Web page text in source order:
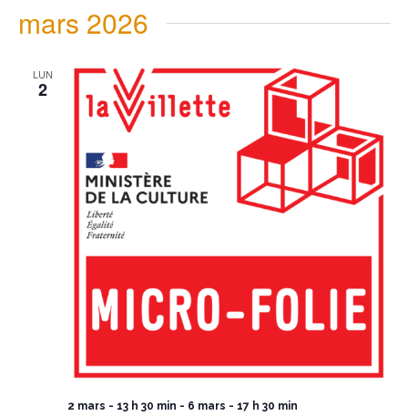
mars 2026
LUN
2
2 mars - 13 h 30 min - 6 mars - 17 h 30 min